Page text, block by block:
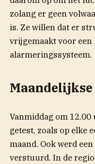
zolang er geen
is. Ze willen dat er
vrijgemaakt voor
alarmeringssysteem.
Vanmiddag om
getest, zoals op elke
maand. Ook werd
verstuurd. In de